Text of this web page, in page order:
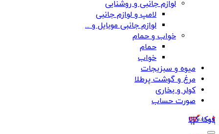
لوازم جانبی و روشنایی
لامپ و لوازم جانبی
لوازم جانبی موبایل و ...
خواب و حمام
حمام
خواب
میوه و سبزیجات
مرغ و گوشت پرطلا
کولر و بخاری
صورت حساب
فوکا کالا